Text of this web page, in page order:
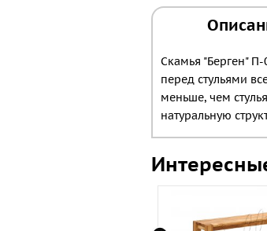
Скамья "Берген"
перед стульями
меньше, чем
натуральную